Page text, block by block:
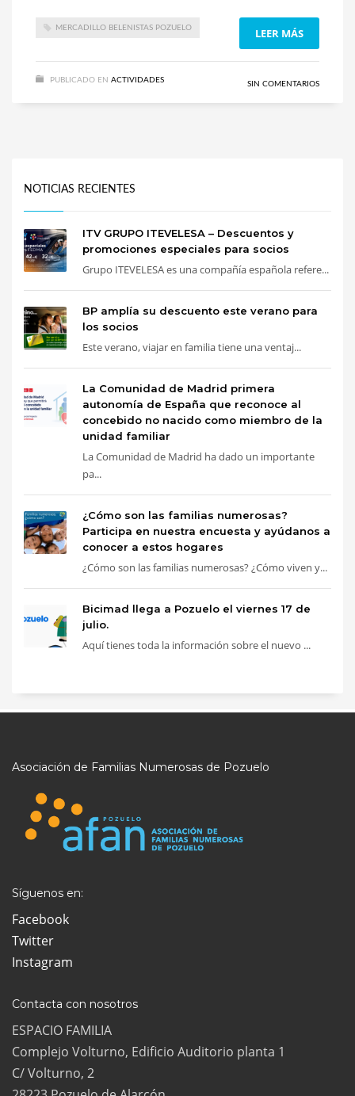
MERCADILLO BELENISTAS POZUELO LEER MÁS
PUBLICADO EN ACTIVIDADES SIN COMENTARIOS
NOTICIAS RECIENTES
ITV GRUPO ITEVELESA – Descuentos y
promociones especiales para socios
Grupo ITEVELESA es una compañía española refere...
BP amplía su descuento este verano para
los socios
Este verano, viajar en familia tiene una ventaj...
La Comunidad de Madrid primera
autonomía de España que reconoce al
concebido no nacido como miembro de la
unidad familiar
La Comunidad de Madrid ha dado un importante
pa...
¿Cómo son las familias numerosas?
Participa en nuestra encuesta y ayúdanos a
conocer a estos hogares
¿Cómo son las familias numerosas? ¿Cómo viven y...
Bicimad llega a Pozuelo el viernes 17 de
julio.
Aquí tienes toda la información sobre el nuevo ...
Asociación de Familias Numerosas de Pozuelo
Síguenos en:
Facebook
Twitter
Instagram
Contacta con nosotros
ESPACIO FAMILIA
Complejo Volturno, Edificio Auditorio planta 1
C/ Volturno, 2